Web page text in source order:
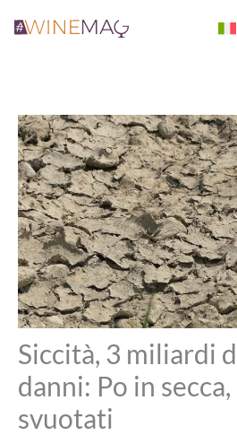
Siccità, 3 miliardi
danni: Po in
svuotati